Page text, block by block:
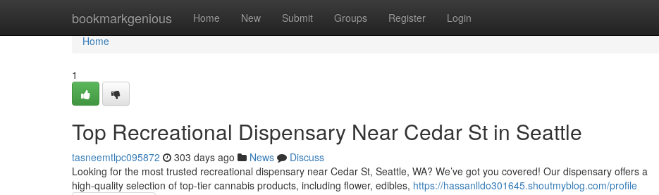
bookmarkgenious Home New Submit Groups Register Login
Home
Home
1
Top Recreational Dispensary Near Cedar St in Seattle
tasneemtlpc095872 303 days ago News
Discuss
Looking for the most trusted recreational dispensary near Cedar St, Seattle, WA? We’ve got you covered! Our dispensary offers a
high-quality selection of top-tier cannabis products, including flower, edibles, https://hassanlldo301645.shoutmyblog.com/profile